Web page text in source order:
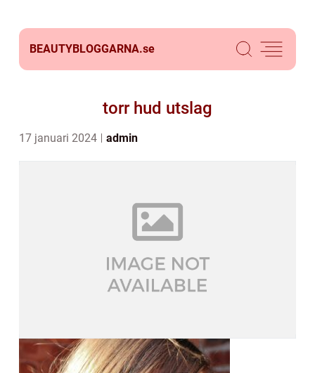
BEAUTYBLOGGARNA.se
torr hud utslag
17 januari 2024 admin